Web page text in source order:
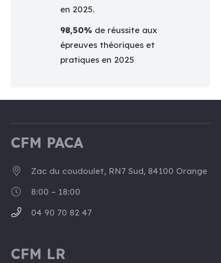
en 2025.
98,50% de réussite aux
épreuves théoriques et
pratiques en 2025
CFM PACA
Zac du coudoulet, RN7 Sud, 84100 Orange
8:00 – 18:00
04 90 70 82 47
CFM LR